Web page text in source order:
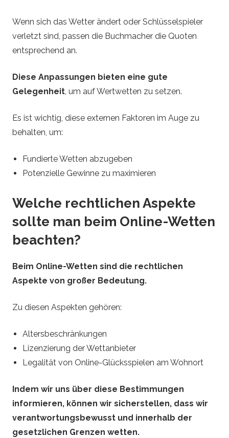
Wenn sich das Wetter ändert oder Schlüsselspieler
verletzt sind, passen die Buchmacher die Quoten
entsprechend an.
Diese Anpassungen bieten eine gute
Gelegenheit, um auf Wertwetten zu setzen.
Es ist wichtig, diese externen Faktoren im Auge zu
behalten, um:
Fundierte Wetten abzugeben
Potenzielle Gewinne zu maximieren
Welche rechtlichen Aspekte
sollte man beim Online-Wetten
beachten?
Beim Online-Wetten sind die rechtlichen
Aspekte von großer Bedeutung.
Zu diesen Aspekten gehören:
Altersbeschränkungen
Lizenzierung der Wettanbieter
Legalität von Online-Glücksspielen am Wohnort
Indem wir uns über diese Bestimmungen
informieren, können wir sicherstellen, dass wir
verantwortungsbewusst und innerhalb der
gesetzlichen Grenzen wetten.